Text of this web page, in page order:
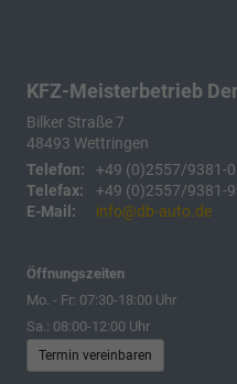
KFZ-Meisterbetrieb
Bilker Straße 7
48493 Wettringen
Telefon:
+49 (0)2557/9381-0
Telefax:
+49 (0)2557/9381-
E-Mail:
info@db-auto.de
Öffnungszeiten
Mo. - Fr: 07:30-18:00 Uhr
Sa.: 08:00-12:00 Uhr
Termin vereinbaren